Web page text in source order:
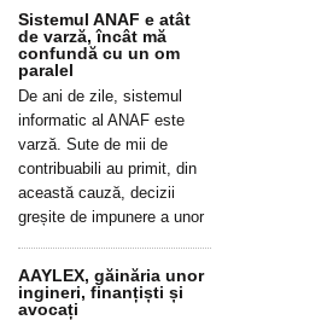
Sistemul ANAF e atât
de varză, încât mă
confundă cu un om
paralel
De ani de zile, sistemul
informatic al ANAF este
varză. Sute de mii de
contribuabili au primit, din
această cauză, decizii
greșite de impunere a unor
AAYLEX, găinăria unor
ingineri, finanțiști și
avocați